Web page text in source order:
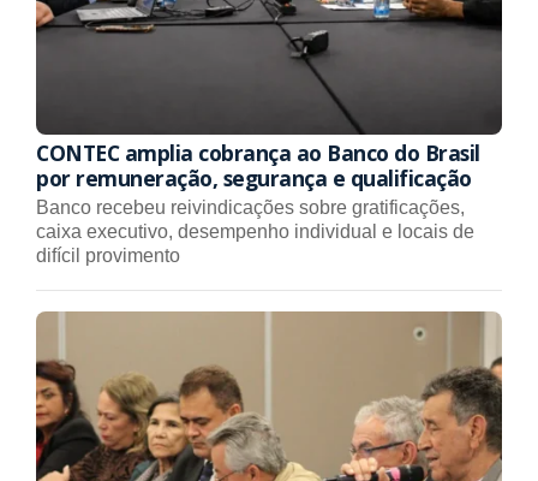
CONTEC amplia cobrança ao Banco do Brasil
por remuneração, segurança e qualificação
Banco recebeu reivindicações sobre gratificações,
caixa executivo, desempenho individual e locais de
difícil provimento